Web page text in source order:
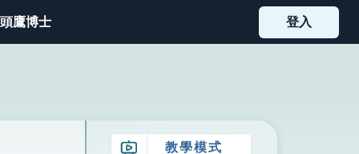
鷹博士 登入
教學模式